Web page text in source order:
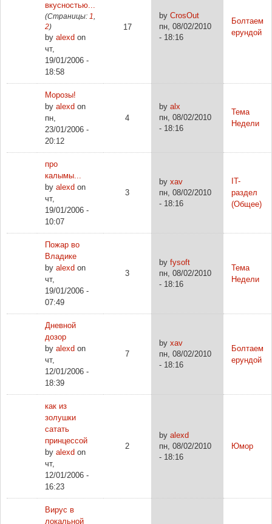
вкусностью...
(Страницы: 1
2)
by alexd on
чт,
19/01/2006 -
18:58
17
by CrosOut
пн, 08/02/2010
- 18:16
Болтаем
ерундой
Морозы!
by alexd on
пн,
23/01/2006 -
20:12
4
by alx
пн, 08/02/2010
- 18:16
Тема
Недели
про
калымы...
by alexd on
чт,
19/01/2006 -
10:07
3
by xav
пн, 08/02/2010
- 18:16
IT-
раздел
(Общее)
Пожар во
Владике
by alexd on
чт,
19/01/2006 -
07:49
3
by fysoft
пн, 08/02/2010
- 18:16
Тема
Недели
Дневной
дозор
by alexd on
чт,
12/01/2006 -
18:39
7
by xav
пн, 08/02/2010
- 18:16
Болтаем
ерундой
как из
золушки
сатать
принцессой
by alexd on
чт,
12/01/2006 -
16:23
2
by alexd
пн, 08/02/2010
- 18:16
Юмор
Вирус в
локальной